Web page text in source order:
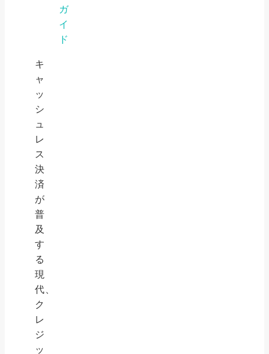
ガ
イ
ド
キ
ャ
ッ
シ
ュ
レ
ス
決
済
が
普
及
す
る
現
代、
ク
レ
ジ
ッ